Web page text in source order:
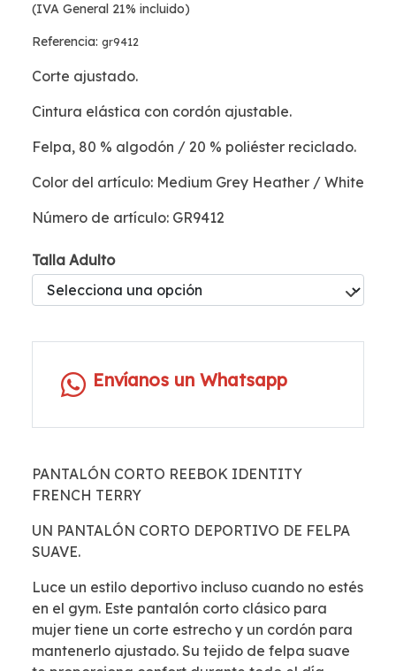
(IVA General 21% incluido)
Referencia: gr9412
Corte ajustado.
Cintura elástica con cordón ajustable.
Felpa, 80 % algodón / 20 % poliéster reciclado.
Color del artículo: Medium Grey Heather / White
Número de artículo: GR9412
Talla Adulto
Envíanos un Whatsapp
PANTALÓN CORTO REEBOK IDENTITY
FRENCH TERRY
UN PANTALÓN CORTO DEPORTIVO DE FELPA
SUAVE.
Luce un estilo deportivo incluso cuando no estés
en el gym. Este pantalón corto clásico para
mujer tiene un corte estrecho y un cordón para
mantenerlo ajustado. Su tejido de felpa suave